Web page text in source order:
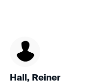
Hall, Reiner